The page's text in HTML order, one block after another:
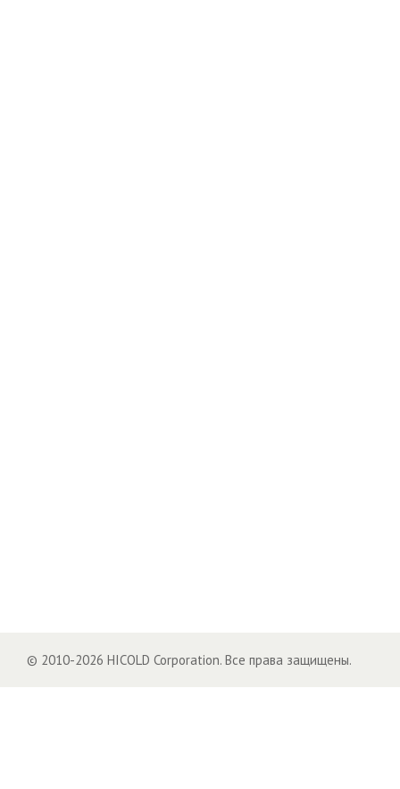
© 2010-2026 HICOLD Corporation. Все права защищены.